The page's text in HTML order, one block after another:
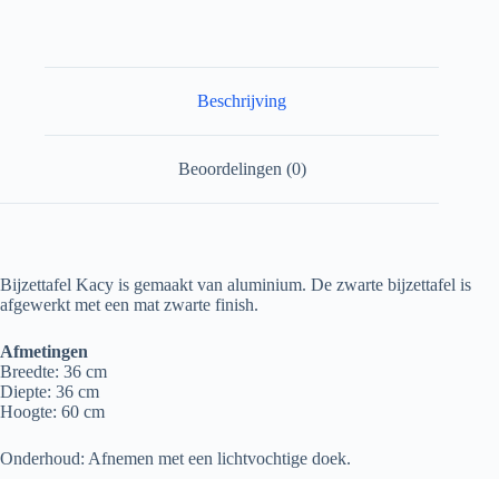
Beschrijving
Beoordelingen (0)
Bijzettafel Kacy is gemaakt van aluminium. De zwarte bijzettafel is
afgewerkt met een mat zwarte finish.
Afmetingen
Breedte: 36 cm
Diepte: 36 cm
Hoogte: 60 cm
Onderhoud: Afnemen met een lichtvochtige doek.